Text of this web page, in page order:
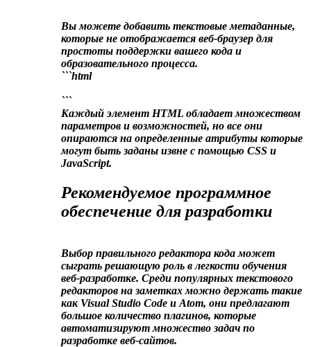
Вы можете добавить текстовые метаданные,
которые не отображается веб-браузер для
простоты поддержки вашего кода и
образовательного процесса.
```html
```
Каждый элемент HTML обладает множеством
параметров и возможностей, но все они
опираются на определенные атрибуты которые
могут быть заданы извне с помощью CSS и
JavaScript.
Рекомендуемое программное
обеспечение для разработки
Выбор правильного редактора кода может
сыграть решающую роль в легкости обучения
веб-разработке. Среди популярных текстового
редакторов на заметках можно держать такие
как Visual Studio Code и Atom, они предлагают
большое количество плагинов, которые
автоматизируют множество задач по
разработке веб-сайтов.